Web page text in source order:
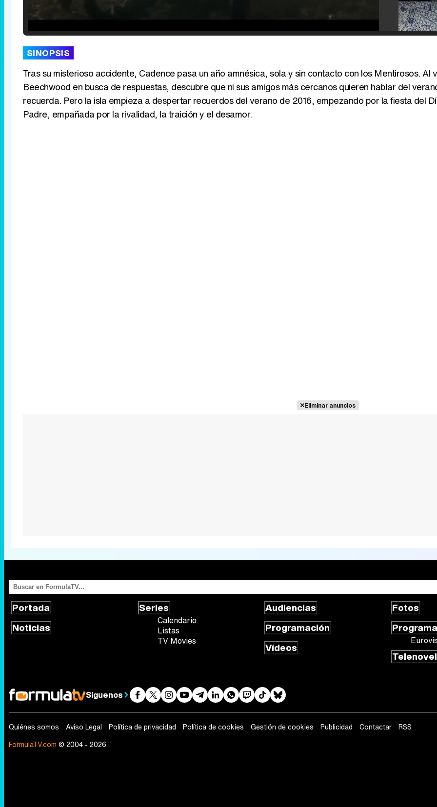
SINOPSIS
Tras su misterioso accidente, Cadence pasa un año amnésica, sola y sin contacto con los Mentirosos. Al
Beechwood en busca de respuestas, descubre que ni sus amigos más cercanos quieren hablar del
recuerda. Pero la isla empieza a despertar recuerdos del verano de 2016, empezando por la fiesta del
Padre, empañada por la rivalidad, la traición y el desamor.
Eliminar anuncios
Portada
Noticias
Series
Calendario
Listas
TV Movies
Audiencias
Programación
Vídeos
Fotos
Síguenos
Quiénes somos Aviso Legal Política de privacidad Política de cookies Gestión de cookies Publicidad Contactar
RSS
FormulaTV.com © 2004 - 2026